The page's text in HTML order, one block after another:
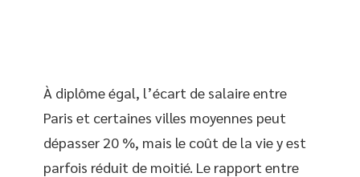
À diplôme égal, l’écart de salaire entre
Paris et certaines villes moyennes peut
dépasser 20 %, mais le coût de la vie y est
parfois réduit de moitié. Le rapport entre